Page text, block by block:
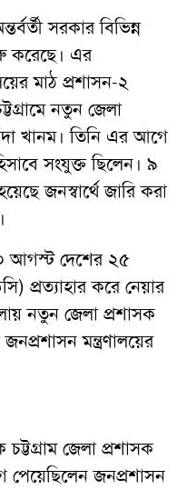
সরকার বিভিন্ন
করেছে। এর
মাঠ প্রশাসন-২
নতুন জেলা
খানম। তিনি এর আগে
সংযুক্ত ছিলেন। ৯
জনস্বার্থে জারি করা
আগস্ট দেশের ২৫
প্রত্যাহার করে নেয়ার
নতুন জেলা প্রশাসক
মন্ত্রণালয়ের
জেলা প্রশাসক
পেয়েছিলেন জনপ্রশাসন